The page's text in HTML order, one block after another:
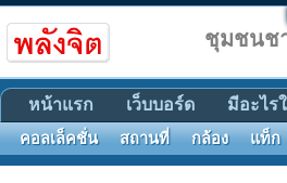
ชุมชนช
หน้าแรก เว็บบอร์ด มีอะไร
คอลเล็คชั่น สถานที่ กล้อง แท็ก